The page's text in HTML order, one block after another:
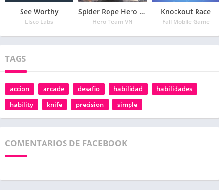
See Worthy
Listo Labs
Spider Rope Hero – Vegas Crime city
Hero Team VN
Knockout Race
Fall Mobile Game
TAGS
accion arcade desafio habilidad
habilidades
hability
knife precision simple
COMENTARIOS DE FACEBOOK